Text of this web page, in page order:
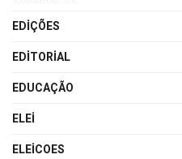
EDIÇÕES
EDITORIAL
EDUCAÇÃO
ELEI
ELEICOES